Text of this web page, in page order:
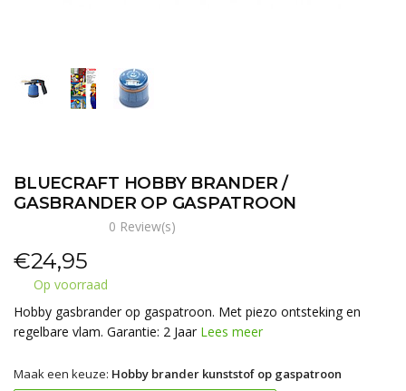
BLUECRAFT HOBBY BRANDER /
GASBRANDER OP GASPATROON
0 Review(s)
€24,95
Op voorraad
Hobby gasbrander op gaspatroon. Met piezo ontsteking en
regelbare vlam. Garantie: 2 Jaar Lees meer
Maak een keuze: Hobby brander kunststof op gaspatroon